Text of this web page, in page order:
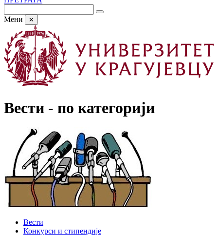
Мени ✕
Вести - по категорији
Вести
Конкурси и стипендије